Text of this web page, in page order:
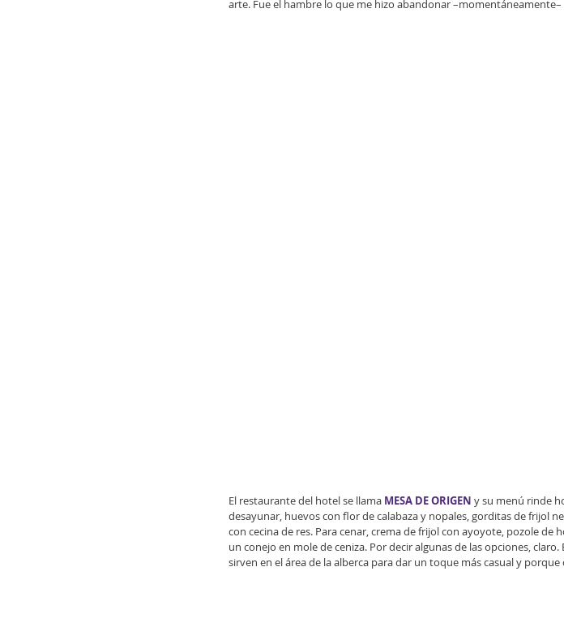
arte. Fue el hambre lo que me hizo abandonar
El restaurante del hotel se llama MESA DE ORIGEN y su menú rinde
desayunar, huevos con flor de calabaza y nopales, gorditas de frijol
con cecina de res. Para cenar, crema de frijol con ayoyote, pozole
un conejo en mole de ceniza. Por decir algunas de las opciones,
sirven en el área de la alberca para dar un toque más casual y